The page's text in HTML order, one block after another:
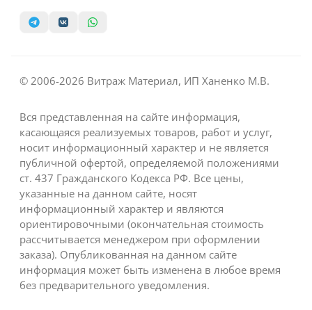
© 2006-2026 Витраж Материал, ИП Ханенко М.В.
Вся представленная на сайте информация,
касающаяся реализуемых товаров, работ и услуг,
носит информационный характер и не является
публичной офертой, определяемой положениями
ст. 437 Гражданского Кодекса РФ. Все цены,
указанные на данном сайте, носят
информационный характер и являются
ориентировочными (окончательная стоимость
рассчитывается менеджером при оформлении
заказа). Опубликованная на данном сайте
информация может быть изменена в любое время
без предварительного уведомления.